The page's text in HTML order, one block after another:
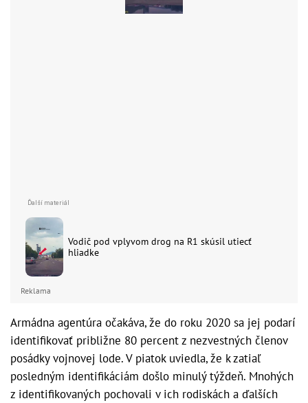
Vodič pod vplyvom drog na R1 skúsil utiecť
hliadke
Reklama
Armádna agentúra očakáva, že do roku 2020 sa jej podarí
identifikovať približne 80 percent z nezvestných členov
posádky vojnovej lode. V piatok uviedla, že k zatiaľ
posledným identifikáciám došlo minulý týždeň. Mnohých
z identifikovaných pochovali v ich rodiskách a ďalších